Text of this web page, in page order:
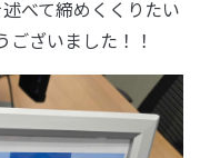
べて締めくくりたい
ございました！！